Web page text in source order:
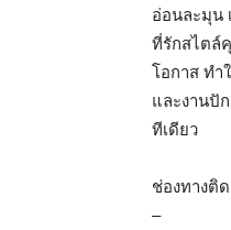
อ่อนละมุน
ที่รักสไตล์
โอกาส ทำ
และงานปั
ทีเดียว
ช่องทางติ
–